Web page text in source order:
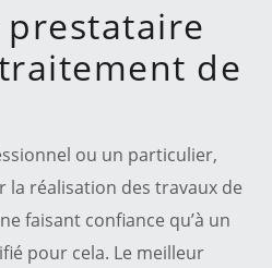
de
ou un particulier,
la réalisation des travaux de
faisant confiance qu’à un
pour cela. Le meilleur